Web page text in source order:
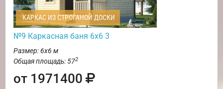
КАРКАС ИЗ СТРОГАНОЙ ДОСКИ
№9 Каркасная баня 6х6 3
Размер: 6х6 м
Общая площадь: 572
от 1971400